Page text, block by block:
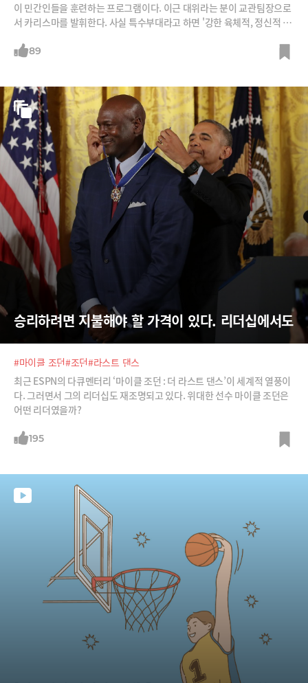
이 민간인들을 훈련하는 프로그램이다. 이근 대위라는 분이 교관팀장으로
서 카리스마를 발휘한다. 사실 특수부대라고 하면 '강한 육체적, 정신적 능
관이 초점으로 하는 것은 개인의 능력만이 아니었다. 동료애와 인성이 부
훈련생을 더 싫어
89
승리하려면 지불해야 할 가격이 있다. 리더십에서도
#마이클 조던#조던#라스트 댄스
최근 ESPN의 다큐멘터리 ‘마이클 조던 : 더 라스트 댄스’이 세계적 열풍이
다. 그러면서 그의 리더십도 재조명되고 있다. 위대한 선수 마이클 조던은
어떤 리더였을까?
195